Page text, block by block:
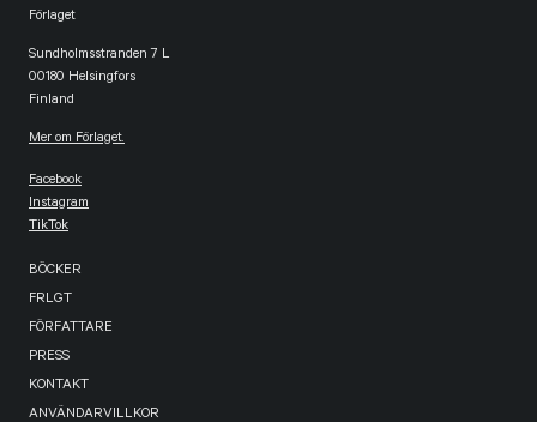
Förlaget
Sundholmsstranden 7 L
00180 Helsingfors
Finland
Mer om Förlaget.
Facebook
Instagram
TikTok
BÖCKER
FRLGT
FÖRFATTARE
PRESS
KONTAKT
ANVÄNDARVILLKOR